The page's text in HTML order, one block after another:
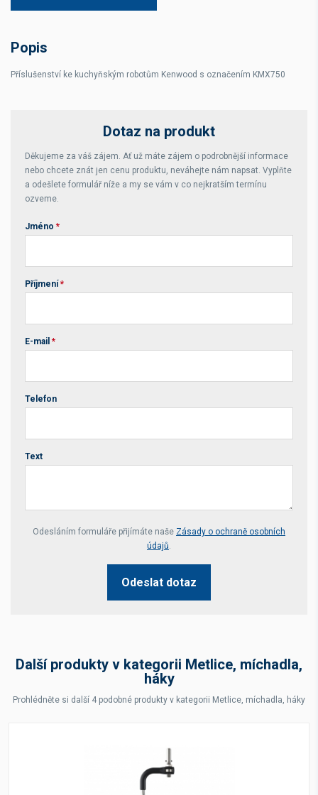
Popis
Příslušenství ke kuchyňským robotům Kenwood s označením KMX750
Dotaz na produkt
Děkujeme za váš zájem. Ať už máte zájem o podrobnější informace
nebo chcete znát jen cenu produktu, neváhejte nám napsat. Vyplňte
a odešlete formulář níže a my se vám v co nejkratším termínu
ozveme.
Jméno *
Příjmení *
E-mail *
Telefon
Text
Your website *
Odesláním formuláře přijímáte naše Zásady o ochraně osobních
údajů.
Odeslat dotaz
Další produkty v kategorii Metlice, míchadla,
háky
Prohlédněte si další 4 podobné produkty v kategorii Metlice, míchadla, háky